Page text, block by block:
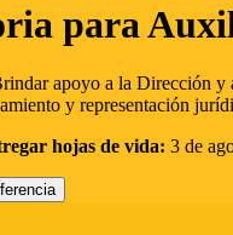
para
apoyo a la Dirección y
y representación
hojas de vida: 3 de